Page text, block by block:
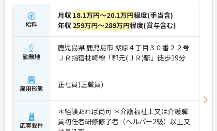
給料
月収 18.1万円～20.1万円程度(手当含)
年収 259万円～289万円程度(賞与含む)
勤務地
鹿児島県 鹿児島市 紫原４丁目３０番２２号
ＪＲ指宿枕崎線「郡元(ＪＲ)駅」徒歩19分
雇用形態 正社員(正職員)
応募要件
＊経験あれば尚可 ＊介護福祉士又は介護職
員初任者研修修了者（ヘルパー2級）以上又